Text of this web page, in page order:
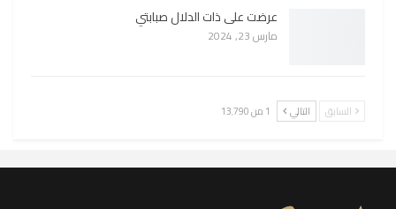
عرضت على ذات الدلال صبابتي
مارس 23, 2024
السابق التالي 1 من 13٬790